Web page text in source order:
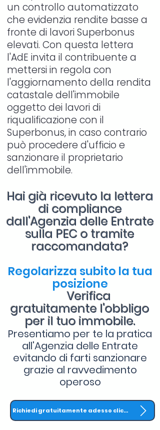
un controllo automatizzato
che evidenzia rendite basse a
fronte di lavori Superbonus
elevati. Con questa lettera
l'AdE invita il contribuente a
mettersi in regola con
l'aggiornamento della rendita
catastale dell'immobile
oggetto dei lavori di
riqualificazione con il
Superbonus, in caso contrario
può procedere d'ufficio e
sanzionare il proprietario
dell'immobile.
Hai già ricevuto la lettera
di compliance
dall'Agenzia delle Entrate
sulla PEC o tramite
raccomandata?
Regolarizza subito la tua
posizione
Verifica
gratuitamente l'obbligo
per il tuo immobile.
Presentiamo per te la pratica
all'Agenzia delle Entrate
evitando di farti sanzionare
grazie al ravvedimento
operoso
Richiedi gratuitamente adesso clicca QUI